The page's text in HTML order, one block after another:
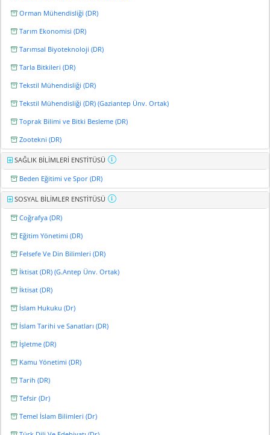
Orman Mühendisliği (DR)
Tarım Ekonomisi (DR)
Tarımsal Biyoteknoloji (DR)
Tarla Bitkileri (DR)
Tekstil Mühendisliği (DR)
Tekstil Mühendisliği (DR) (Gaziantep Ünv. Ortak)
Toprak Bilimi ve Bitki Besleme (DR)
Zootekni (DR)
SAĞLIK BİLİMLERİ ENSTİTÜSÜ
Beden Eğitimi ve Spor (DR)
SOSYAL BİLİMLER ENSTİTÜSÜ
Coğrafya (DR)
Eğitim Yönetimi (DR)
Felsefe Ve Din Bilimleri (DR)
İktisat (DR) (G.Antep Ünv. Ortak)
İktisat (DR)
İslam Hukuku (Dr)
İslam Tarihi ve Sanatları (DR)
İşletme (DR)
Kamu Yönetimi (DR)
Tarih (DR)
Tefsir (Dr)
Temel İslam Bilimleri (Dr)